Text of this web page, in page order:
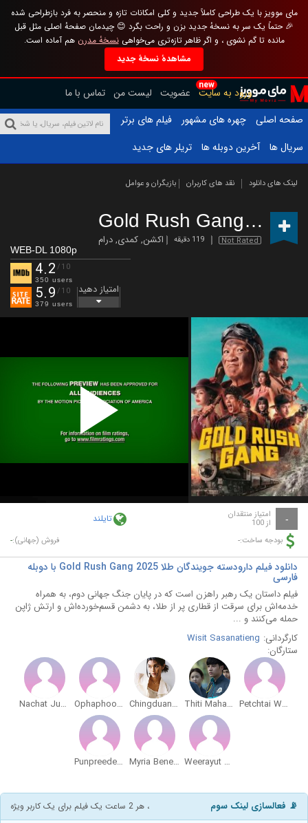
مای موویز با یک طراحی کاملاً جدید و کلی امکانات تازه و منحصر به فرد بازطراحی شده
🎉 حتماً یک سر به نسخهٔ جدید بزن و راحت بگرد 😊 چیدمان صفحهٔ اصلی مثل قبل
مانده تا گم نشوی ، و اگر ظاهر تازه‌تری می‌خواهینسخهٔ مدرن هم آماده است.
مشاهدهٔ نسخهٔ جدید
new
ورود به سایت عضویت لیست من تماس با ما
صفحه اصلی
چهره های مشهور
فیلم های برتر
سریال ها
آخرین دوبله ها تریلر های جدید
لینک های دانلود نقد های کاربران بازیگران و عوامل
Gold Rush Gang(2025)
Not Rated 119 دقیقه اکشن,کمدی,درام
WEB-DL 1080p
4.2 /10
350 users
5.9 /10
379 users
امتیاز دهید
Play
Video
- امتیاز منتقدان
از 100 تایلند
بودجه ساخت:- فروش (جهانی):-
دانلود فیلم دارودسته جویندگان طلا Gold Rush Gang 2025 با دوبله
فارسی
فیلم داستان یک رهبر راهزن است که در پایان جنگ جهانی دوم، به همراه
خدمه‌اش برای سرقت از قطاری پر از طلا، به دشمن قسم‌خورده‌اش و ارتش ژاپن
حمله می‌کنند و ...
کارگردانی: Wisit Sasanatieng
ستارگان:
Petchtai Wongkamlao
Thiti Mahayotaruk
Chingduang Duijkers
Ophaphoom Chitapan
Nachat Juntapun
Weerayut Nancha
Myria Benedetti
Punpreedee Khumprom Rodsaward
📡 فعالسازی لینک سوم ، هر 2 ساعت یک فیلم برای یک کاربر ویژه